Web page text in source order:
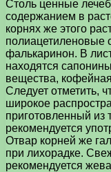
Столь ценные
содержанием в
корнях же этого
полиацетиленовые
фалькаринон. В
находятся
вещества,
Следует отметить,
широкое
приготовленный из
рекомендуется
Отвар корней же
при лихорадке.
рекомендуется